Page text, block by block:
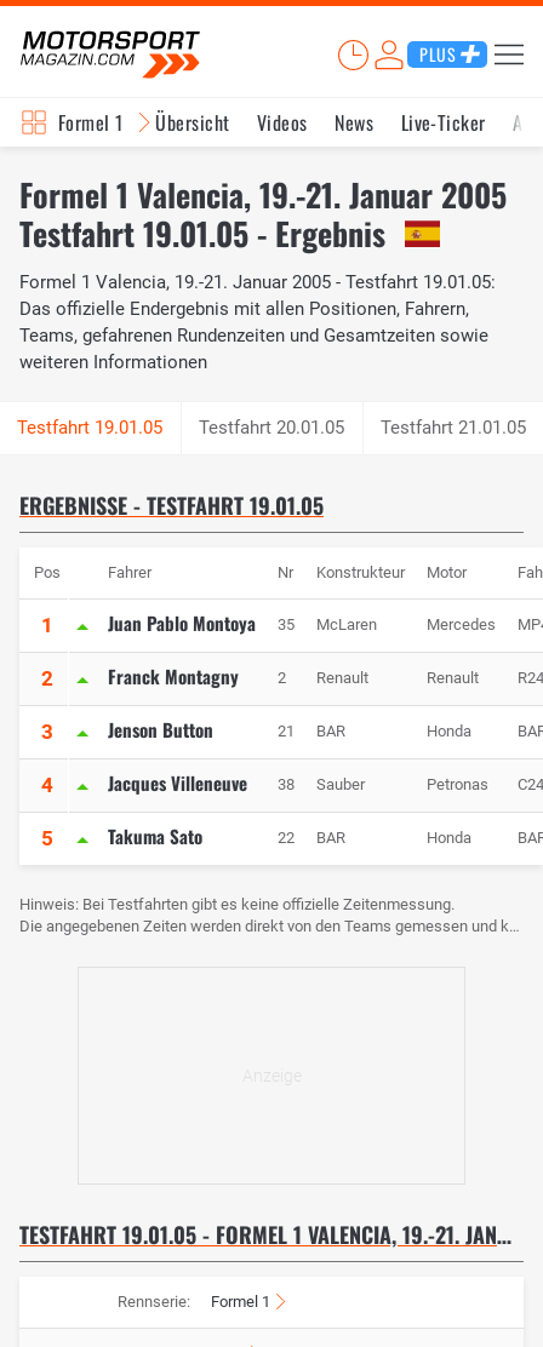
PLUS
Formel 1 Übersicht Videos News Live-Ticker
Formel 1 Valencia, 19.-21. Januar 2005
Testfahrt 19.01.05 - Ergebnis
Formel 1 Valencia, 19.-21. Januar 2005 - Testfahrt 19.01.05:
Das offizielle Endergebnis mit allen Positionen, Fahrern,
Teams, gefahrenen Rundenzeiten und Gesamtzeiten sowie
weiteren Informationen
Testfahrt 20.01.05 Testfahrt 21.01.05
ERGEBNISSE - TESTFAHRT 19.01.05
Pos Fahrer Nr Konstrukteur Motor
1 Juan Pablo Montoya 35 McLaren Mercedes
2 Franck Montagny 2 Renault Renault R24
3 Jenson Button 21 BAR Honda
4 Jacques Villeneuve 38 Sauber Petronas C24
5 Takuma Sato 22 BAR Honda
Hinweis: Bei Testfahrten gibt es keine offizielle Zeitenmessung.
Die angegebenen Zeiten werden direkt von den Teams gemessen und können voneinander abweichen.
TESTFAHRT 19.01.05 - FORMEL 1 VALENCIA, 19.-21. JANUAR
Rennserie: Formel 1